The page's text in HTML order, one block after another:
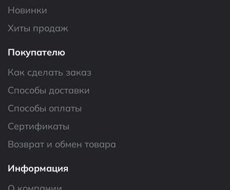
Новинки
Хиты продаж
Покупателю
Как сделать заказ
Способы доставки
Способы оплаты
Сертификаты
Возврат и обмен товара
Информация